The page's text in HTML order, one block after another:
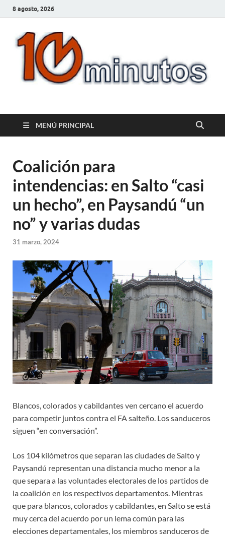
8 agosto, 2026
10minutos.com.uy
MENÚ PRINCIPAL
Coalición para
intendencias: en Salto “casi
un hecho”, en Paysandú “un
no” y varias dudas
31 marzo, 2024
Blancos, colorados y cabildantes ven cercano el acuerdo
para competir juntos contra el FA salteño. Los sanduceros
siguen “en conversación”.
Los 104 kilómetros que separan las ciudades de Salto y
Paysandú representan una distancia mucho menor a la
que separa a las voluntades electorales de los partidos de
la coalición en los respectivos departamentos. Mientras
que para blancos, colorados y cabildantes, en Salto se está
muy cerca del acuerdo por un lema común para las
elecciones departamentales, los miembros sanduceros de